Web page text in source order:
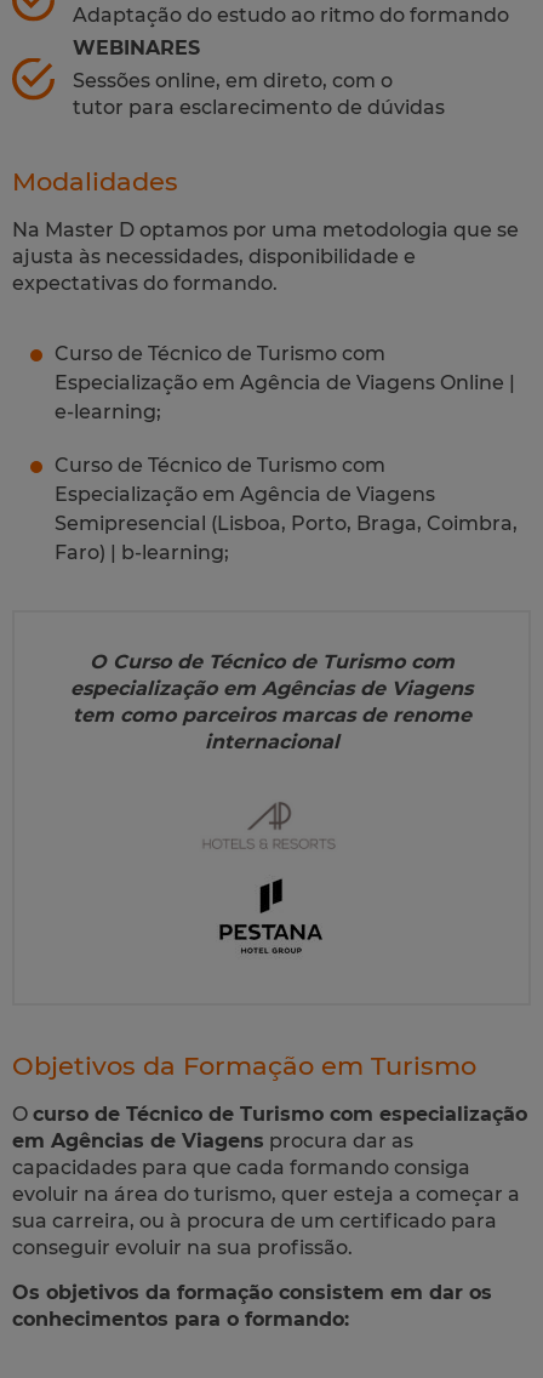
Adaptação do estudo ao ritmo do formando
WEBINARES
Sessões online, em direto, com o
tutor para esclarecimento de dúvidas
Modalidades
Na Master D optamos por uma metodologia que se
ajusta às necessidades, disponibilidade e
expectativas do formando.
Curso de Técnico de Turismo com
Especialização em Agência de Viagens Online |
e-learning;
Curso de Técnico de Turismo com
Especialização em Agência de Viagens
Semipresencial (Lisboa, Porto, Braga, Coimbra,
Faro) | b-learning;
O Curso de Técnico de Turismo com
especialização em Agências de Viagens
tem como parceiros marcas de renome
internacional
Objetivos da Formação em Turismo
O curso de Técnico de Turismo com especialização
em Agências de Viagens procura dar as
capacidades para que cada formando consiga
evoluir na área do turismo, quer esteja a começar a
sua carreira, ou à procura de um certificado para
conseguir evoluir na sua profissão.
Os objetivos da formação consistem em dar os
conhecimentos para o formando: